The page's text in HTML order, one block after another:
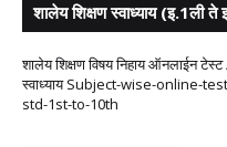
शालेय शिक्षण स्वाध्याय (इ.1ली ते
शालेय शिक्षण विषय निहाय ऑनलाईन
स्वाध्याय Subject-wise-online-
std-1st-to-10th